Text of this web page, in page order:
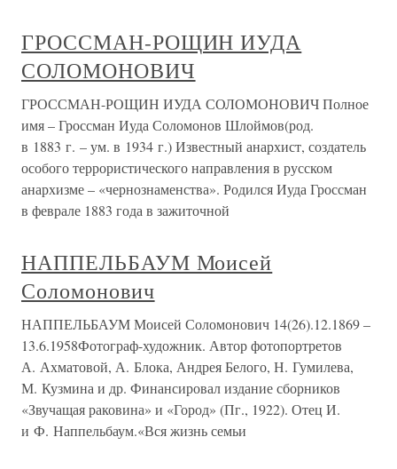
ГРОССМАН-РОЩИН ИУДА
СОЛОМОНОВИЧ
ГРОССМАН-РОЩИН ИУДА СОЛОМОНОВИЧ Полное
имя – Гроссман Иуда Соломонов Шлоймов(род.
в 1883 г. – ум. в 1934 г.) Известный анархист, создатель
особого террористического направления в русском
анархизме – «чернознаменства». Родился Иуда Гроссман
в феврале 1883 года в зажиточной
НАППЕЛЬБАУМ Моисей
Соломонович
НАППЕЛЬБАУМ Моисей Соломонович 14(26).12.1869 –
13.6.1958Фотограф-художник. Автор фотопортретов
А. Ахматовой, А. Блока, Андрея Белого, Н. Гумилева,
М. Кузмина и др. Финансировал издание сборников
«Звучащая раковина» и «Город» (Пг., 1922). Отец И.
и Ф. Наппельбаум.«Вся жизнь семьи